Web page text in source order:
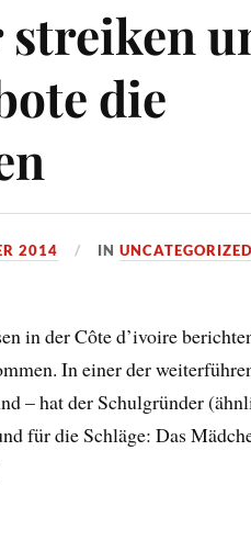
streiken
die
2014 INUNCATEGORIZED
in der Côte d’ivoire
In einer der
– hat der Schulgründer
für die Schläge: Das